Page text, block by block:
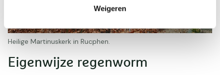
Weigeren
Eigenwijze regenworm
Heilige Martinuskerk in Rucphen.